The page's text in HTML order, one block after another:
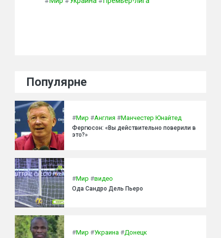
Популярне
#Мир #Англия #Манчестер Юнайтед
Фергюсон: «Вы действительно поверили в
это?»
#Мир #видео
Ода Сандро Дель Пьеро
#Мир #Украина #Донецк